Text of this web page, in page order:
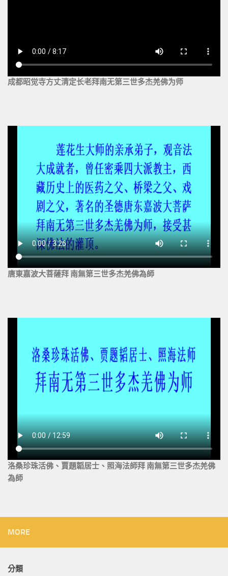
成都昭觉寺方丈清定长老拜南无第三世多杰羌佛为师
唐東嘉波大菩薩拜 南無第三世多杰羌佛為師
洛桑珍珠活佛、賈題韜居士、照海法師拜 南無第三世多杰羌佛
為師
MORE
分類